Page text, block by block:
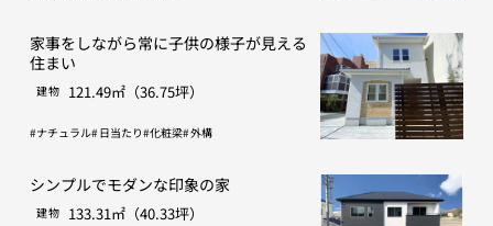
家事をしながら常に子供の様子が見える
住まい
建物 121.49㎡（36.75坪）
ナチュラル 日当たり 化粧梁 外構
シンプルでモダンな印象の家
建物 133.31㎡（40.33坪）